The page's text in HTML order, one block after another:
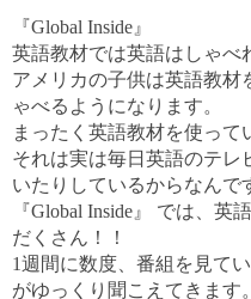
『Global Inside』
英語教材では英語はしゃべ
アメリカの子供は英語教材
ゃべるようになります。
まったく英語教材を使って
それは実は毎日英語のテレ
いたりしているからなんで
『Global Inside』 では、英
だくさん！！
1週間に数度、番組を見て
がゆっくり聞こえてきます。